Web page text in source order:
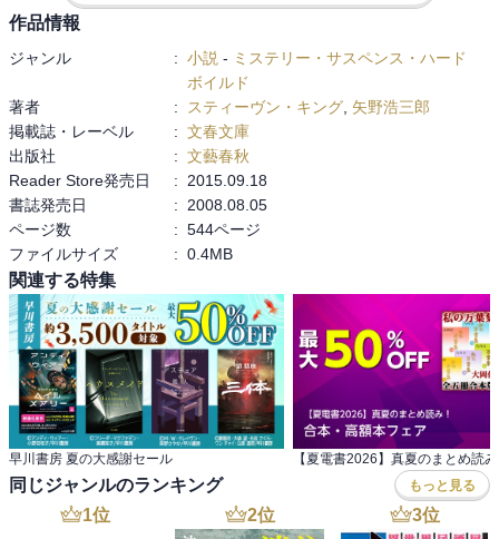
作品情報
ジャンル : 小説 - ミステリー・サスペンス・ハード
ボイルド
著者
: スティーヴン・キング 矢野浩三郎
掲載誌・レーベル
: 文春文庫
出版社
: 文藝春秋
Reader Store発売日
:
2015.09.18
書誌発売日
:
2008.08.05
ページ数
: 544ページ
ファイルサイズ
: 0.4MB
関連する特集
早川書房 夏の大感謝セール
同じジャンルのランキング もっと見る
1位 2位 3位